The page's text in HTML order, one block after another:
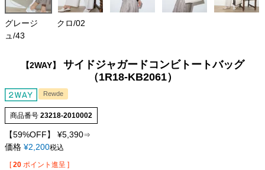
グレージ
ュ/43
クロ/02
【2WAY】
サイドジャガードコンビトートバッグ
（1R18-KB2061）
Rewde
商品番号 23218-2010002
【59%OFF】 ¥5,390⇒
価格 ¥2,200税込
[ 20 ポイント進呈 ]